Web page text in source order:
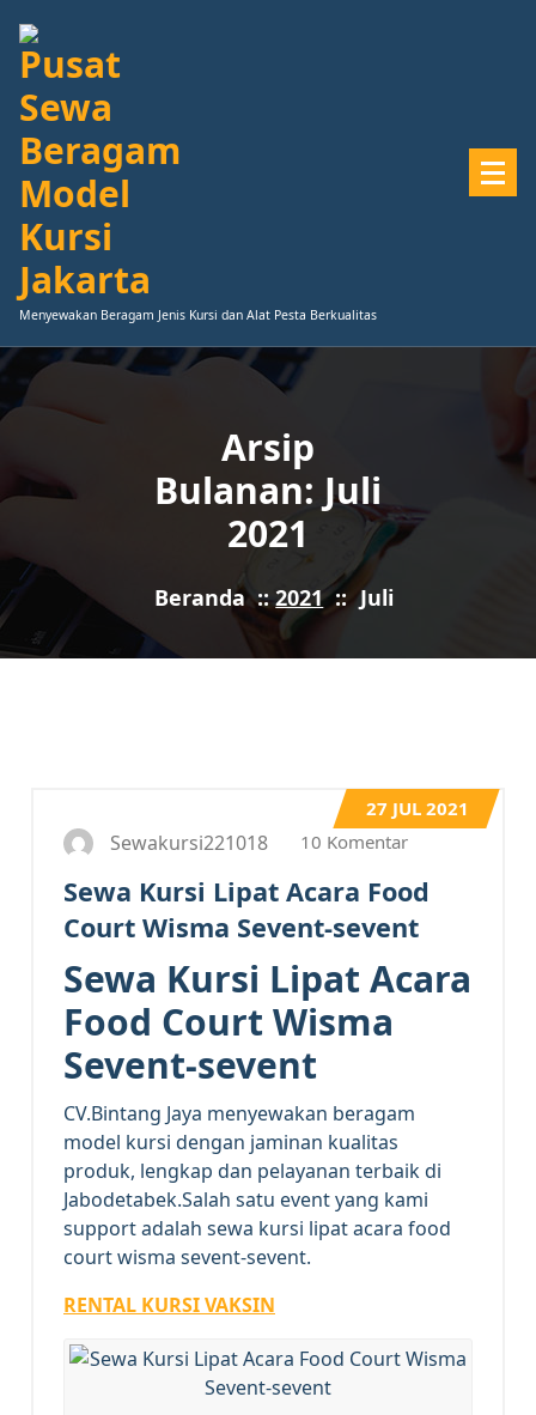
ke
konten
Menyewakan Beragam Jenis Kursi dan Alat Pesta Berkualitas
Arsip
Bulanan: Juli
2021
Beranda ::2021:: Juli
27 JUL 2021
Sewakursi221018 10 Komentar
Sewa Kursi Lipat Acara Food
Court Wisma Sevent-sevent
Sewa Kursi Lipat Acara
Food Court Wisma
Sevent-sevent
CV.Bintang Jaya menyewakan beragam
model kursi dengan jaminan kualitas
produk, lengkap dan pelayanan terbaik di
Jabodetabek.Salah satu event yang kami
support adalah sewa kursi lipat acara food
court wisma sevent-sevent.
RENTAL KURSI VAKSIN